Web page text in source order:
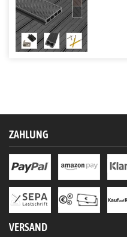
ZAHLUNG
VERSAND